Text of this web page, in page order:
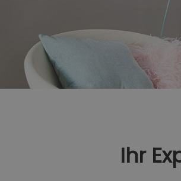
Ihr